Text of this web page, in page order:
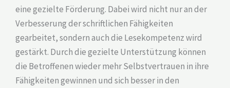
eine gezielte Förderung. Dabei wird nicht nur an der
Verbesserung der schriftlichen Fähigkeiten
gearbeitet, sondern auch die Lesekompetenz wird
gestärkt. Durch die gezielte Unterstützung können
die Betroffenen wieder mehr Selbstvertrauen in ihre
Fähigkeiten gewinnen und sich besser in den